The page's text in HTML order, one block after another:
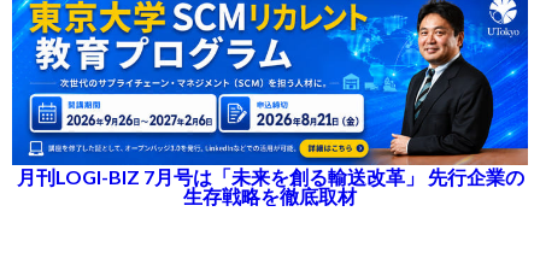
月刊LOGI-BIZ 7月号は「未来を創る輸送改革」 先行企業の
生存戦略を徹底取材